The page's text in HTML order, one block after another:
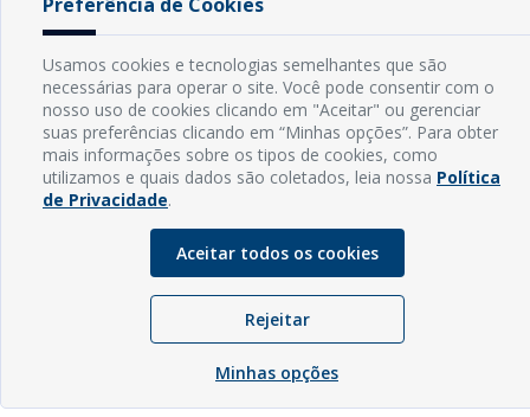
Preferência de Cookies
Usamos cookies e tecnologias semelhantes que são
necessárias para operar o site. Você pode consentir com o
nosso uso de cookies clicando em "Aceitar" ou gerenciar
suas preferências clicando em “Minhas opções”. Para obter
mais informações sobre os tipos de cookies, como
utilizamos e quais dados são coletados, leia nossa Política
de Privacidade.
Aceitar todos os cookies
Rejeitar
Minhas opções